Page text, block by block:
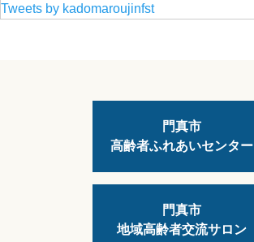
Tweets by kadomaroujinfst
門真市
高齢者ふれあいセンター
門真市
地域高齢者交流サロン